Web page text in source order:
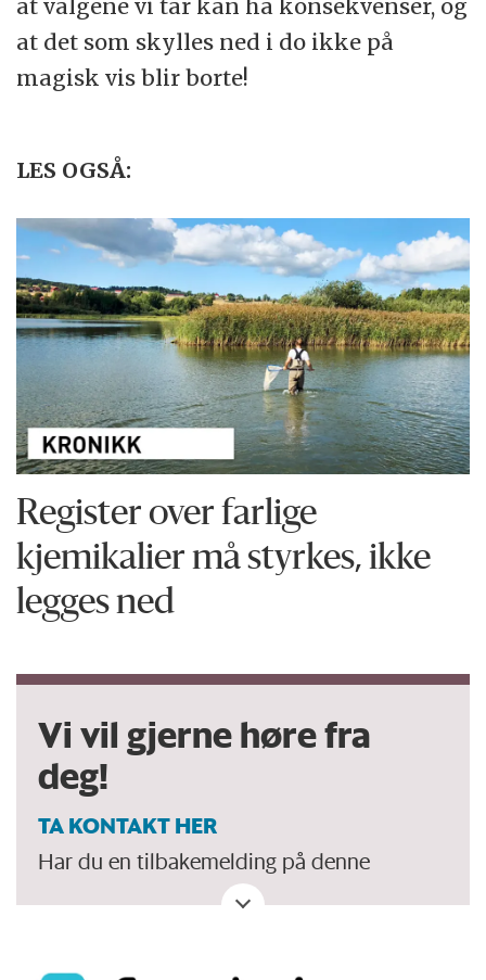
at valgene vi tar kan ha konsekvenser, og
at det som skylles ned i do ikke på
magisk vis blir borte!
LES OGSÅ:
Register over farlige
kjemikalier må styrkes, ikke
legges ned
Vi vil gjerne høre fra
deg!
TA KONTAKT HER
Har du en tilbakemelding på denne
kronikken. Eller spørsmål, ros eller kritikk
en viktig debatt?